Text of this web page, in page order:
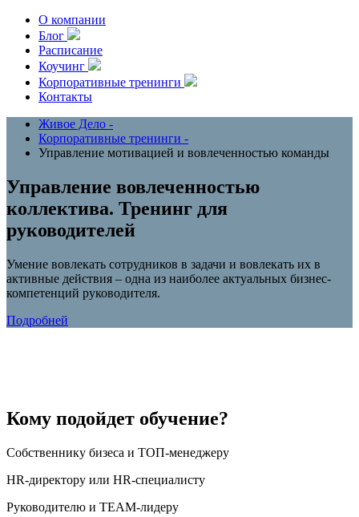
О компании
Блог
Расписание
Коучинг
Корпоративные тренинги
Контакты
Живое Дело -
Корпоративные тренинги -
Управление мотивацией и вовлеченностью команды
Управление вовлеченностью
коллектива. Тренинг для
руководителей
Умение вовлекать сотрудников в задачи и вовлекать их в
активные действия – одна из наиболее актуальных бизнес-
компетенций руководителя.
Подробней
Кому подойдет обучение?
Собственнику бизеса и ТОП-менеджеру
HR-директору или HR-специалисту
Руководителю и TEAM-лидеру